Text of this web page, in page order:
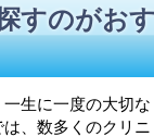
すのがお
生に一度の大切な
、数多くのクリニ